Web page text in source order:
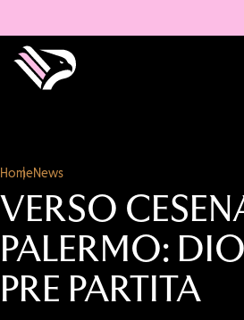
HomeNews
VERSO
PALERMO:
PRE PARTITA